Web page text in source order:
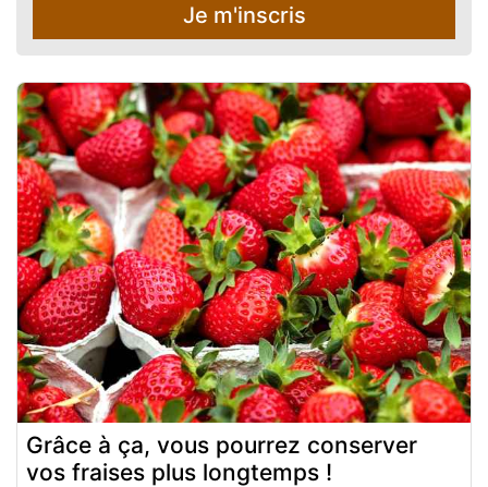
Je m'inscris
Grâce à ça, vous pourrez conserver
vos fraises plus longtemps !